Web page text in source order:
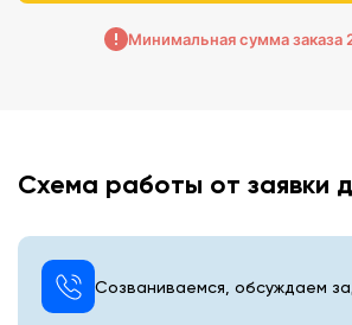
Минимальная сумма заказа
Схема работы от заявки
Созваниваемся, обсуждаем